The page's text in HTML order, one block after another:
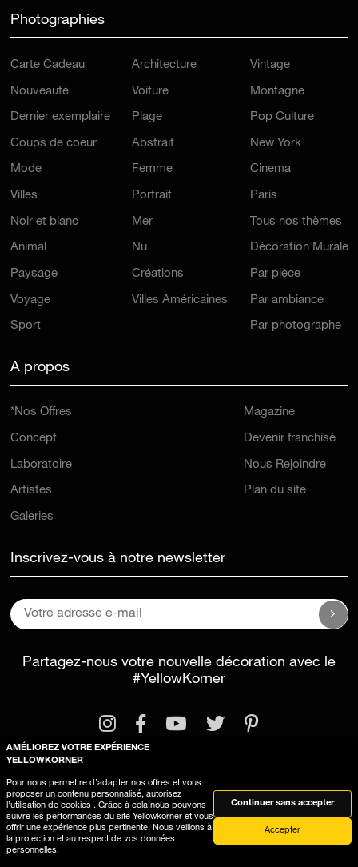
Photographies
Carte Cadeau
Nouveauté
Dernier exemplaire
Coups de coeur
Mode
Villes
Noir et blanc
Animal
Paysage
Voyage
Sport
Architecture
Voiture
Plage
Abstrait
Femme
Portrait
Mer
Nu
Créations
Villes Américaines
Vintage
Montagne
Pop Culture
New York
Cinema
Paris
Tous nos thèmes
Décoration Murale
Par pièce
Par ambiance
Par photographe
A propos
*Nos Offres
Concept
Laboratoire
Artistes
Galeries
Magazine
Devenir franchisé
Nous Rejoindre
Plan du site
Inscrivez-vous à notre newsletter
Partagez-nous votre nouvelle décoration avec le
#YellowKorner
Mentions légalesConditions générales d'utilisation
Utilisation des cookies
AMÉLIOREZ VOTRE EXPÉRIENCE
YELLOWKORNER
Pour nous permettre d’adapter nos offres et vous
proposer un contenu personnalisé, autorisez
l’utilisation de cookies . Grâce à cela nous pouvons
suivre les performances du site Yellowkorner et vous
offrir une expérience plus pertinente. Nous veillons à
la protection et au respect de vos données
personnelles.
Continuer sans accepter
Accepter